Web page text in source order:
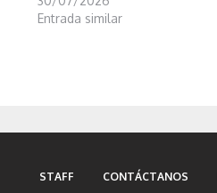
Entrada similar
STAFF CONTÁCTANOS